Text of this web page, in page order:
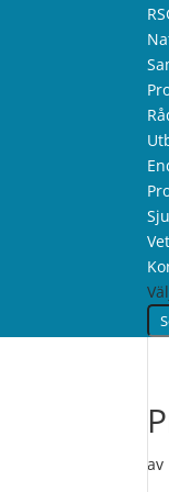
av